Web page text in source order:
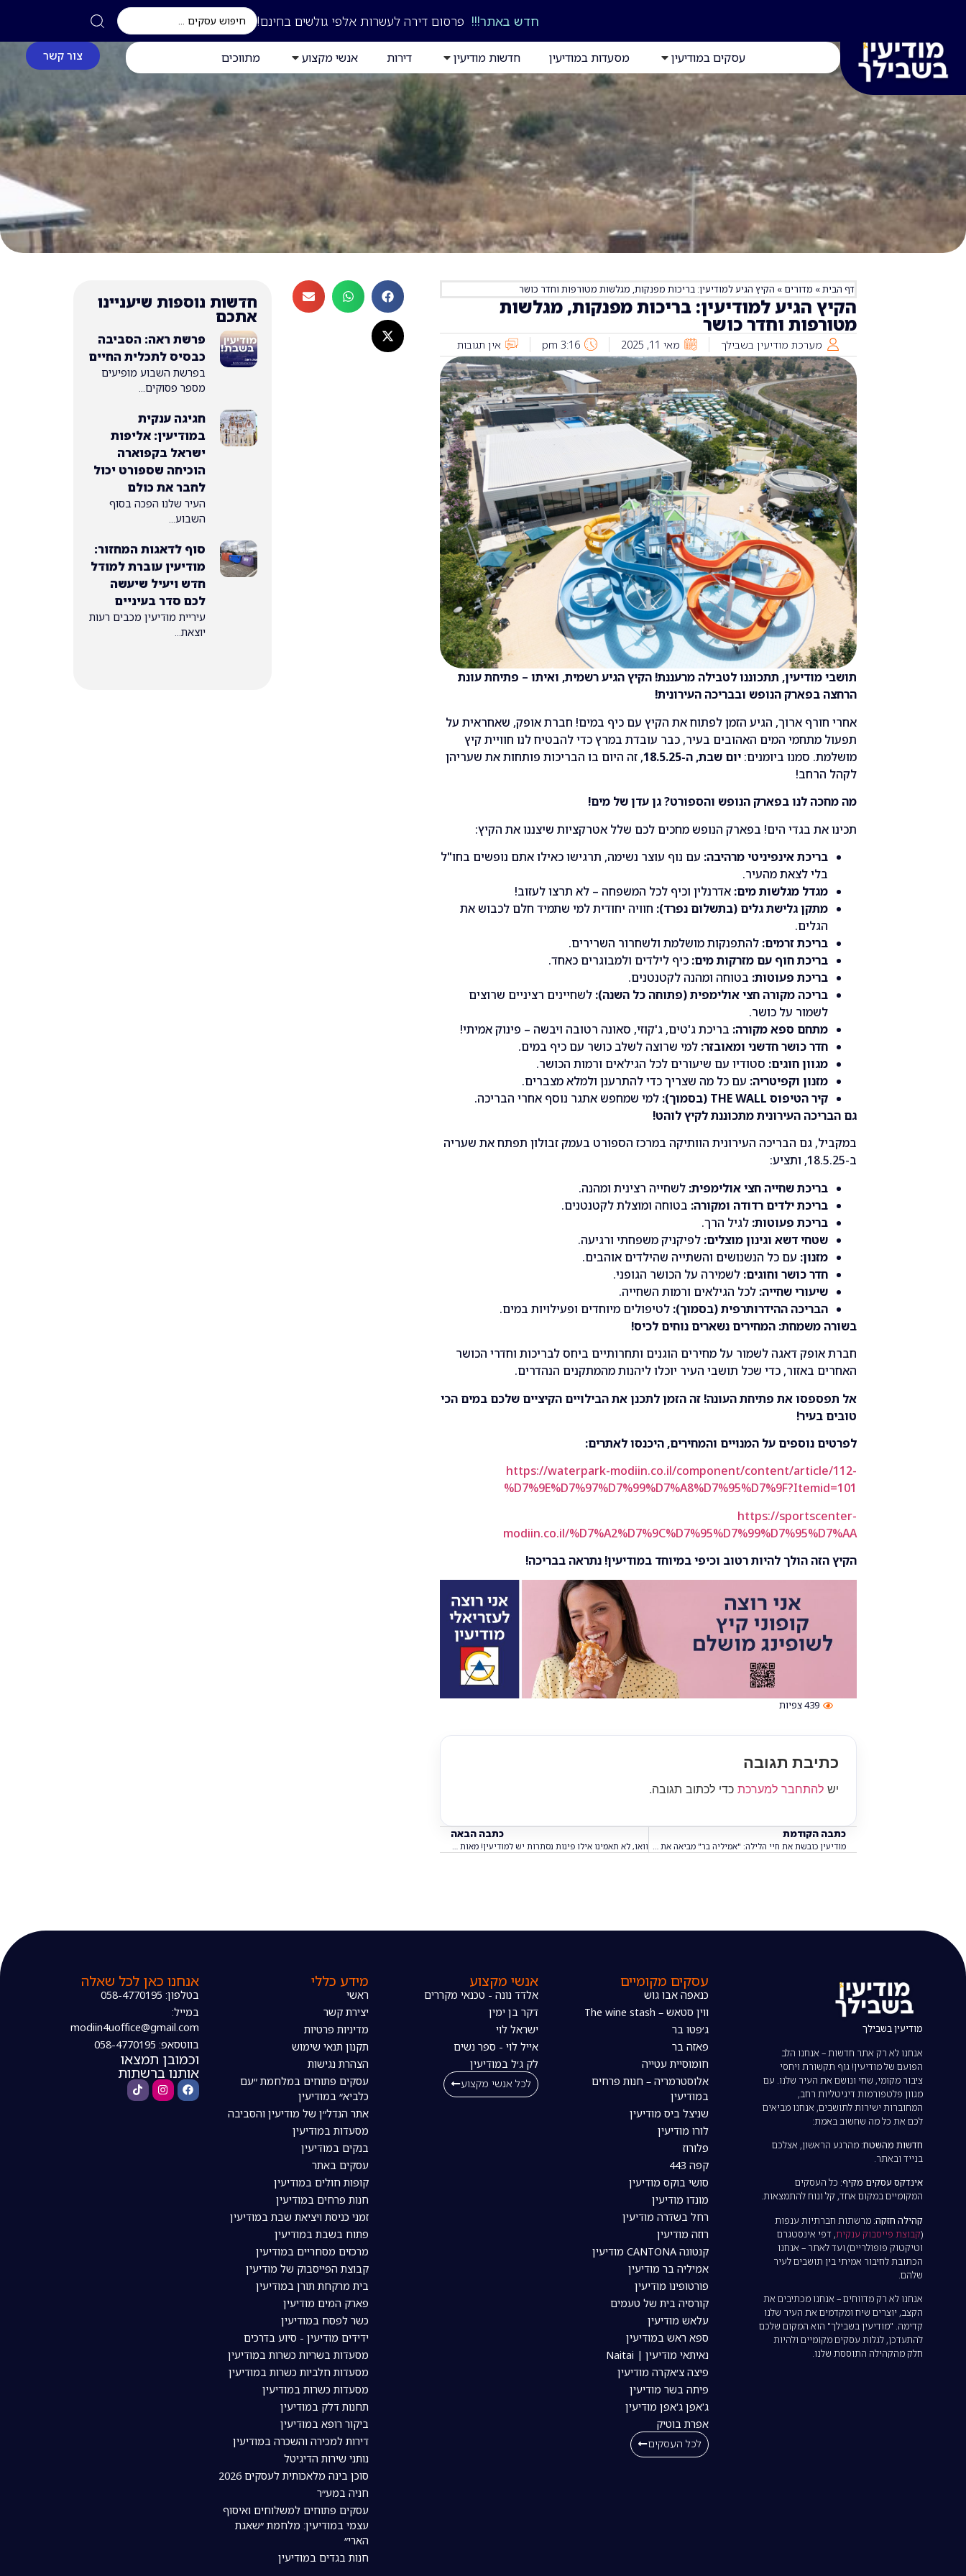
חדש באתר!!! פרסום דירה לעשרות אלפי גולשים בחינם!
עסקים במודיעין מסעדות במודיעין חדשות מודיעין דירות אנשי מקצוע מתווכים צור קשר
דף הבית» מדורים » הקיץ הגיע למודיעין: בריכות מפנקות, מגלשות מטורפות וחדר כושר
הקיץ הגיע למודיעין: בריכות מפנקות, מגלשות
מטורפות וחדר כושר
מערכת מודיעין בשבילך מאי 11, 2025 3:16 pm אין תגובות
תושבי מודיעין, תתכוננו לטבילה מרעננת! הקיץ הגיע רשמית, ואיתו – פתיחת עונת
הרחצה בפארק הנופש ובבריכה העירונית!
אחרי חורף ארוך, הגיע הזמן לפתוח את הקיץ עם כיף במים! חברת אופק, שאחראית על
תפעול מתחמי המים האהובים בעיר, כבר עובדת במרץ כדי להבטיח לנו חוויית קיץ
מושלמת. סמנו ביומנים: יום שבת, ה-18.5.25
, זה היום בו הבריכות פותחות את שעריהן
לקהל הרחב!
מה מחכה לנו בפארק הנופש והספורט? גן עדן של מים!
תכינו את בגדי הים! בפארק הנופש מחכים לכם שלל אטרקציות שיצננו את הקיץ:
בריכת אינפיניטי מרהיבה: עם נוף עוצר נשימה, תרגישו כאילו אתם נופשים בחו"ל
בלי לצאת מהעיר.
מגדל מגלשות מים: אדרנלין וכיף לכל המשפחה – לא תרצו לעזוב!
מתקן גלישת גלים (בתשלום נפרד): חוויה יחודית למי שתמיד חלם לכבוש את
הגלים.
בריכת זרמים: להתפנקות מושלמת ולשחרור השרירים.
בריכת חוף עם מזרקות מים: כיף לילדים ולמבוגרים כאחד.
בריכת פעוטות: בטוחה ומהנה לקטנטנים.
בריכה מקורה חצי אולימפית (פתוחה כל השנה): לשחיינים רציניים שרוצים
לשמור על כושר.
מתחם ספא מקורה: בריכת ג'טים, ג'קוזי, סאונה רטובה ויבשה – פינוק אמיתי!
חדר כושר חדשני ומאובזר: למי שרוצה לשלב כושר עם כיף במים.
מגוון חוגים: סטודיו עם שיעורים לכל הגילאים ורמות הכושר.
מזנון וקפיטריה: עם כל מה שצריך כדי להתרענן ולמלא מצברים.
קיר הטיפוס THE WALL (בסמוך):
למי שמחפש אתגר נוסף אחרי הבריכה.
גם הבריכה העירונית מתכוננת לקיץ לוהט!
במקביל, גם הבריכה העירונית הוותיקה במרכז הספורט בעמק זבולון תפתח את שעריה
ב-18.5.25, ותציע:
בריכת שחייה חצי אולימפית: לשחייה רצינית ומהנה.
בריכת ילדים רדודה ומקורה: בטוחה ומוצלת לקטנטנים.
בריכת פעוטות: לגיל הרך.
שטחי דשא וגינון מוצלים: לפיקניק משפחתי ורגיעה.
מזנון: עם כל הנשנושים והשתייה שהילדים אוהבים.
חדר כושר וחוגים: לשמירה על הכושר הגופני.
שיעורי שחייה: לכל הגילאים ורמות השחייה.
הבריכה ההידרותרפית (בסמוך): לטיפולים מיוחדים ופעילויות במים.
בשורה משמחת: המחירים נשארים נוחים לכיס!
חברת אופק דאגה לשמור על מחירים הוגנים ותחרותיים ביחס לבריכות וחדרי הכושר
האחרים באזור, כדי שכל תושבי העיר יוכלו ליהנות מהמתקנים הנהדרים.
אל תפספסו את פתיחת העונה! זה הזמן לתכנן את הבילויים הקיציים שלכם במים הכי
טובים בעיר!
לפרטים נוספים על המנויים והמחירים, היכנסו לאתרים:
https://waterpark-modiin.co.il/component/content/article/112-
%D7%9E%D7%97%D7%99%D7%A8%D7%95%D7%9F?Itemid=101
https://sportscenter-
modiin.co.il/%D7%A2%D7%9C%D7%95%D7%99%D7%95%D7%AA
הקיץ הזה הולך להיות רטוב וכיפי במיוחד במודיעין! נתראה בבריכה!
439צפיות
כתיבת תגובה
יש להתחבר למערכת כדי לכתוב תגובה.
כתבה הקודמת כתבה הבאה
חדשות נוספות שיעניינו
אתכם
פרשת ראה: הסביבה
כבסיס לתכלית החיים
בפרשת השבוע מופיעים
מספר פסוקים...
חגיגה ענקית
במודיעין: אליפות
ישראל בקפוארה
הוכיחה שספורט יכול
לחבר את כולם
העיר שלנו הפכה בסוף
השבוע...
סוף לדאגות המחזור:
מודיעין עוברת למודל
חדש ויעיל שיעשה
לכם סדר בעיניים
עיריית מודיעין מכבים רעות
יוצאת...
מודיעין בשבילך
אנחנו לא רק אתר חדשות – אנחנו הלב
הפועם של מודיעין! גוף תקשורת ויחסי
ציבור מקומי, שחי ונושם את העיר שלנו. עם
מגוון פלטפורמות דיגיטליות רחב,
המחוברות ישירות לתושבים, אנחנו מביאים
לכם את כל מה שחשוב באמת:
חדשות מהשטח: מהרגע הראשון, אצלכם
בנייד ובאתר.
אינדקס עסקים מקיף: כל העסקים
המקומיים במקום אחד, קל ונוח להתמצאות.
קהילה חזקה: מרשתות חברתיות ענפות
(קבוצת פייסבוק ענקית, דפי אינסטגרם
וטיקטוק פופולריים) ועד לאתר – אנחנו
הכתובת לחיבור אמיתי בין תושבים לעיר
שלהם.
אנחנו לא רק מדווחים – אנחנו מכתיבים את
הקצב, יוצרים שיח ומקדמים את העיר שלנו
קדימה. "מודיעין בשבילך" הוא המקום שלכם
להתעדכן, לגלות עסקים מקומיים ולהיות
חלק מהקהילה התוססת שלנו.
עסקים מקומיים
כנאפה אבו גוש
ווין סטאש – The wine stash
ג׳פטו בר
פאזה בר
חומוסיית עטייה
אלוסטרמריה – חנות פרחים
במודיעין
שניצל ביס מודיעין
לורו מודיעין
פלורוז
קפה 443
סושי בוקס מודיעין
מונדו מודיעין
רחל בשדרה מודיעין
רוזה מודיעין
קנטונה CANTONA מודיעין
אמיליה בר מודיעין
פורטופינו מודיעין
קורסיה בית של טעמים
עלאש מודיעין
ספא ראש במודיעין
נאיתאי מודיעין | Naitai
פיצה צ׳אקרה מודיעין
פיתה בשר מודיעין
ג'אפן ג'אפן מודיעין
אפרת בוטיק
לכל העסקים
אנשי מקצוע
אלדד נונה - טכנאי מקררים
דקר בן ימין
ישראל לוי
אייל לוי - ספר נשים
לק ג׳ל במודיעין
לכל אנשי מקצוע
מידע כללי
ראשי
יצירת קשר
מדיניות פרטיות
תקנון תנאי שימוש
הצהרת נגישות
עסקים פתוחים במלחמת ״עם
כלביא״ במודיעין
אתר הנדל״ן של מודיעין והסביבה
מסעדות במודיעין
בנקים במודיעין
עסקים באתר
קופות חולים במודיעין
חנות פרחים במודיעין
זמני כניסת ויציאת שבת במודיעין
פתוח בשבת במודיעין
מרכזים מסחריים במודיעין
קבוצת הפייסבוק של מודיעין
בית מרקחת תורן במודיעין
פארק המים מודיעין
כשר לפסח במודיעין
ידידים מודיעין - סיוע בדרכים
מסעדות בשריות כשרות במודיעין
מסעדות חלביות כשרות במודיעין
מסעדות כשרות במודיעין
תחנות דלק במודיעין
ביקור רופא במודיעין
דירות למכירה והשכרה במודיעין
נותני שירות הדיגיטל
סוכן בינה מלאכותית לעסקים 2026
חניה במע״ר
עסקים פתוחים למשלוחים ואיסוף
עצמי במודיעין: מלחמת ״שאגת
הארי״
חנות בגדים במודיעין
אנחנו כאן לכל שאלה
בטלפון: 058-4770195
במייל:
modiin4uoffice@gmail.com
בווטסאפ: 058-4770195
וכמובן תמצאו
אותנו ברשתות